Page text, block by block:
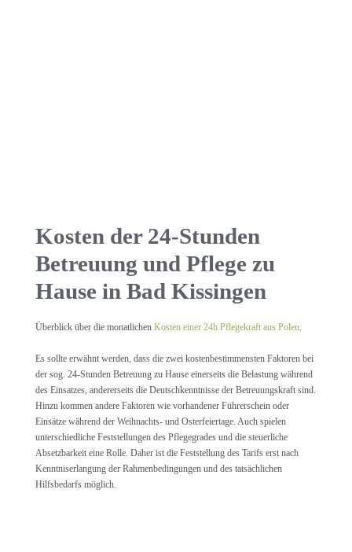
Kosten der 24-Stunden
Betreuung und Pflege zu
Hause in Bad Kissingen
Überblick über die monatlichen Kosten einer 24h Pflegekraft aus Polen.
Es sollte erwähnt werden, dass die zwei kostenbestimmensten Faktoren bei
der sog. 24-Stunden Betreuung zu Hause einerseits die Belastung während
des Einsatzes, andererseits die Deutschkenntnisse der Betreuungskraft sind.
Hinzu kommen andere Faktoren wie vorhandener Führerschein oder
Einsätze während der Weihnachts- und Osterfeiertage. Auch spielen
unterschiedliche Feststellungen des Pflegegrades und die steuerliche
Absetzbarkeit eine Rolle. Daher ist die Feststellung des Tarifs erst nach
Kenntniserlangung der Rahmenbedingungen und des tatsächlichen
Hilfsbedarfs möglich.